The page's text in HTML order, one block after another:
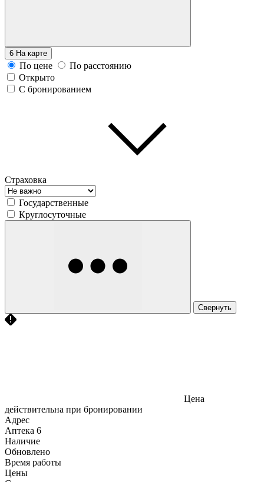
6 На карте
По цене
По расстоянию
Открыто
С бронированием
Страховка
Государственные
Круглосуточные
Свернуть
Цена
действительна при бронировании
Адрес
Аптека 6
Наличие
Обновлено
Время работы
Цены